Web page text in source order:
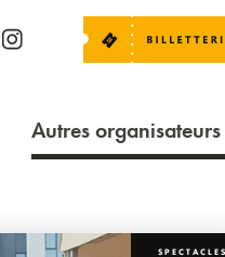
Autres organisateurs
SPECTACLES